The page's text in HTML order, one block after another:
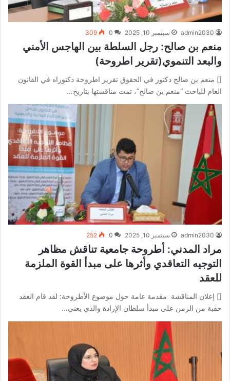
admin2030 سبتمبر 10, 2025 0
309
منعم بن صالح: رجل السلطة بين الهاجس الأمني
والبعد التنموي(تقرير اطروحة)
[] منعم بن صالح دكتور في الحقوق تقرير اطروحة دكتوراه في القانون
العام للباحث “منعم بن صالح”، تمت مناقشتها بتاريخ…
admin2030 سبتمبر 10, 2025 0
252
مراد المدني: أطروحة جامعية تناقش مظاهر
التوجيه التعاقدي وأثرها على مبدأ القوة الملزمة
للعقد
[] إعلان المناقشة مقدمة عامة حول موضوع الأطروحة: لقد قام العقد
حقبة من الزمن على مبدأ سلطان الإرادة والذي يعني…